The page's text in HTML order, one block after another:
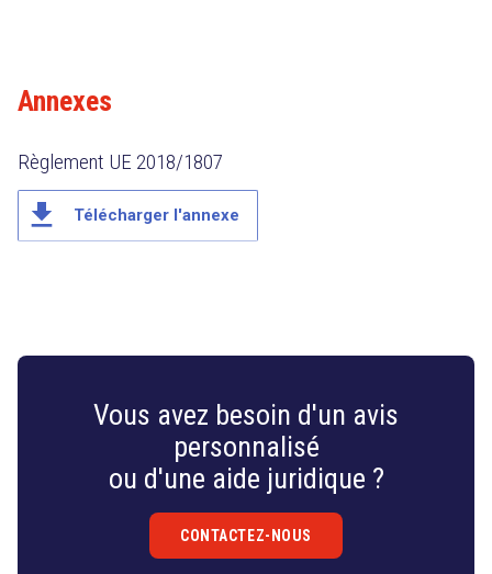
Annexes
Règlement UE 2018/1807
file_download Télécharger l'annexe
Vous avez besoin d'un avis
personnalisé
ou d'une aide juridique ?
CONTACTEZ-NOUS